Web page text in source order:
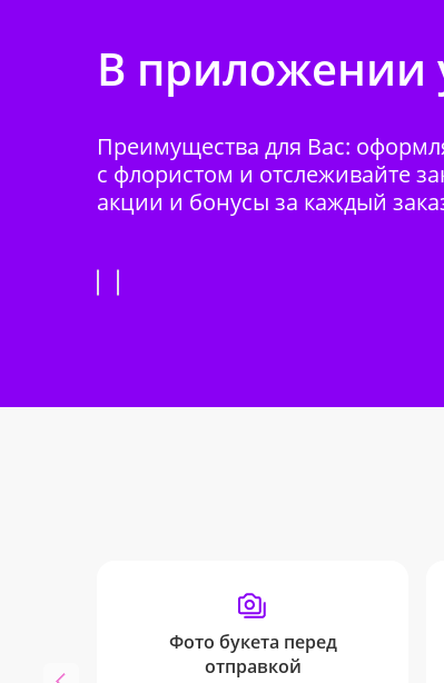
В приложении
Преимущества для Вас:
с флористом и отслеживайте
акции и бонусы за каждый
Фото букета перед
отправкой